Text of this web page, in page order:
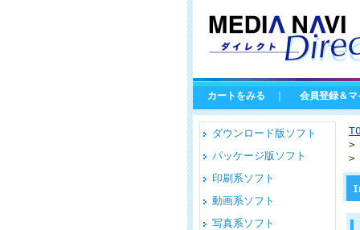
カートをみる 会員登録＆マ
ダウンロード版ソフト
パッケージ版ソフト
印刷系ソフト
動画系ソフト
写真系ソフト